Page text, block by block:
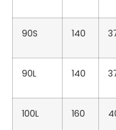
90S 140
90L 140
100L 160